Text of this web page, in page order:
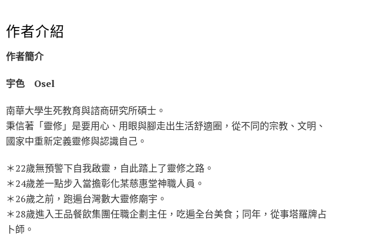
作者介紹
作者簡介
宇色 Osel
南華大學生死教育與諮商研究所碩士。
秉信著「靈修」是要用心、用眼與腳走出生活舒適圈，從不同的宗教、文明、
國家中重新定義靈修與認識自己。
＊22歲無預警下自我啟靈，自此踏上了靈修之路。
＊24歲差一點步入當擔彰化某慈惠堂神職人員。
＊26歲之前，跑遍台灣數大靈修廟宇。
＊28歲進入王品餐飲集團任職企劃主任，吃遍全台美食；同年，從事塔羅牌占
卜師。